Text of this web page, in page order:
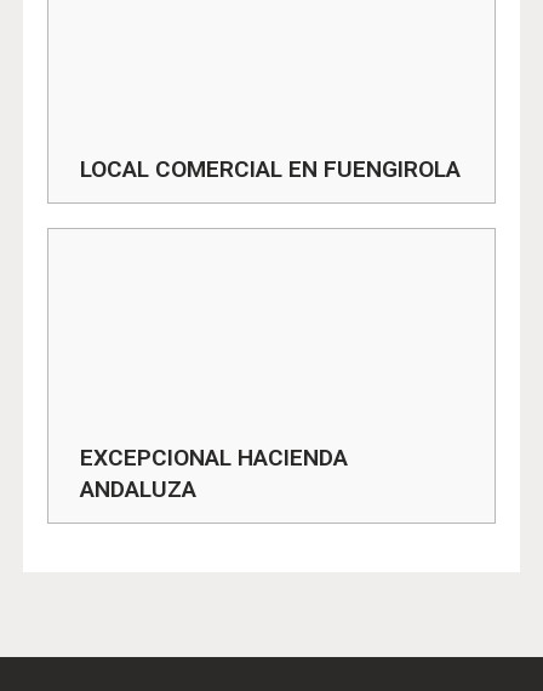
LOCAL COMERCIAL EN FUENGIROLA
EXCEPCIONAL HACIENDA
ANDALUZA